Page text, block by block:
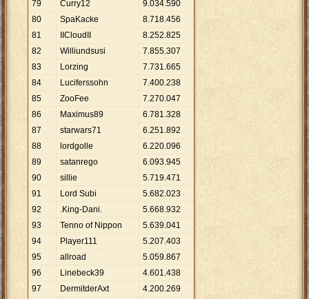
79 Curry12 9.034.590
80
SpaKacke 8.718.456
81
IICloudII 8.252.825
82
Williundsusi 7.855.307
83
Lorzing 7.731.665
84
Luciferssohn 7.400.238
85
ZooFee 7.270.047
86
Maximus89 6.781.328
87
starwars71 6.251.892
88
lordgolle 6.220.096
89
satanrego 6.093.945
90
sillie 5.719.471
91
Lord Subi 5.682.023
92
.King-Dani. 5.668.932
93
Tenno of Nippon 5.639.041
94
Player111 5.207.403
95
allroad 5.059.867
96
Linebeck39 4.601.438
97
DermitderAxt 4.200.269